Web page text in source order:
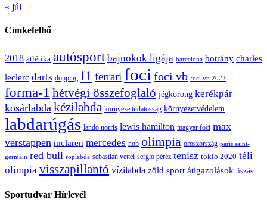
« júl
Címkefelhő
2018 atlétika autósport bajnokok ligája barcelona botrány charles
leclerc darts dopping f1 ferrari foci foci vb foci vb 2022
forma-1 hétvégi összefoglaló jégkorong kerékpár
kosárlabda kézilabda környezettudatosság környezetvédelem
labdarúgás lando norris lewis hamilton magyar foci max
verstappen mclaren mercedes nob olimpia oroszország paris saint-
germain red bull röplabda sebastian vettel sergio pérez tenisz tokió 2020 téli
olimpia visszapillantó vízilabda zöld sport átigazolások úszás
Sportudvar Hírlevél